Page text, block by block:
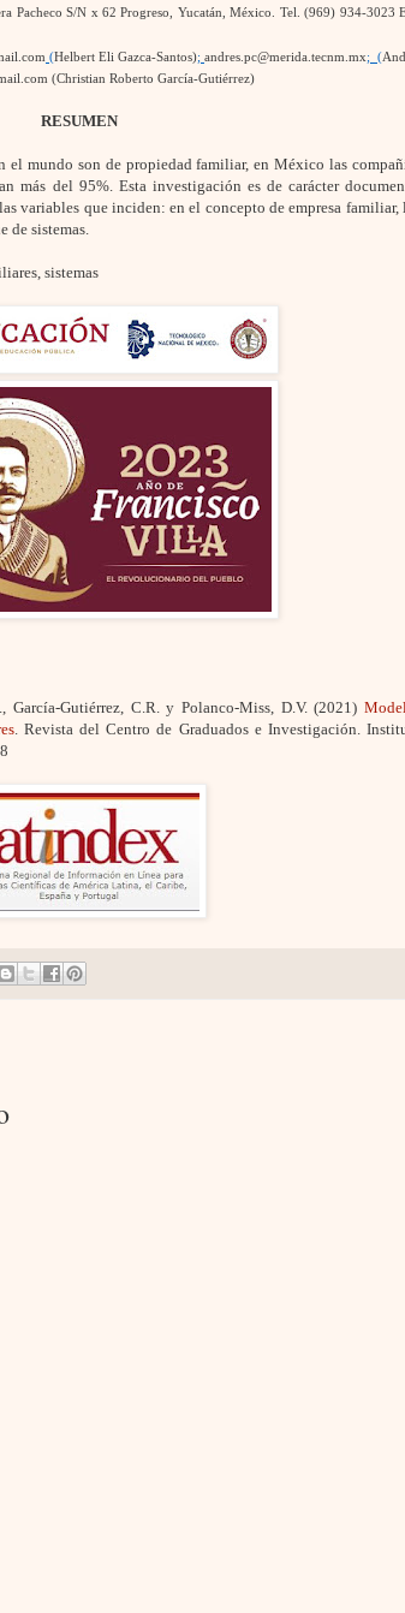
Pacheco S/N x 62 Progreso, Yucatán, México. Tel. (969) 934-3023
(Helbert Eli Gazca-Santos); andres.pc@merida.tecnm.mx; (
(Christian Roberto García-Gutiérrez)
RESUMEN
el mundo son de propiedad familiar, en México las
más del 95%. Esta investigación es de carácter
variables que inciden: en el concepto de empresa familiar,
de sistemas.
sistemas
García-Gutiérrez, C.R . y Polanco-Miss, D.V. (2021)
. Revista del Centro de Graduados e Investigación.